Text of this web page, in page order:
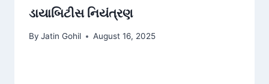
ડાયાબિટીસ નિયંત્રણ
By Jatin Gohil August 16, 2025